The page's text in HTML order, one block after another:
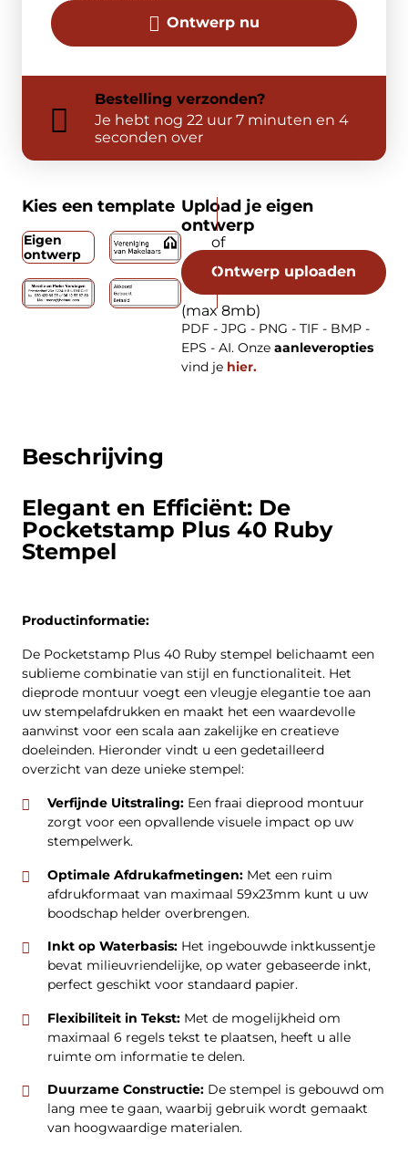
Beschrijving
Elegant en Efficiënt: De
Pocketstamp Plus 40 Ruby
Stempel
Productinformatie:
De Pocketstamp Plus 40 Ruby stempel belichaamt een
sublieme combinatie van stijl en functionaliteit. Het
dieprode montuur voegt een vleugje elegantie toe aan
uw stempelafdrukken en maakt het een waardevolle
aanwinst voor een scala aan zakelijke en creatieve
doeleinden. Hieronder vindt u een gedetailleerd
overzicht van deze unieke stempel:
Verfijnde Uitstraling: Een fraai dieprood montuur
zorgt voor een opvallende visuele impact op uw
stempelwerk.
Optimale Afdrukafmetingen: Met een ruim
afdrukformaat van maximaal 59x23mm kunt u uw
boodschap helder overbrengen.
Inkt op Waterbasis: Het ingebouwde inktkussentje
bevat milieuvriendelijke, op water gebaseerde inkt,
perfect geschikt voor standaard papier.
Flexibiliteit in Tekst: Met de mogelijkheid om
maximaal 6 regels tekst te plaatsen, heeft u alle
ruimte om informatie te delen.
Duurzame Constructie: De stempel is gebouwd om
lang mee te gaan, waarbij gebruik wordt gemaakt
van hoogwaardige materialen.
Ontwerp nu
Bestelling verzonden?
Je hebt nog 22 uur 7 minuten en 4
seconden over
Kies een template
Eigen
ontwerp
Upload je eigen
ontwerp
Ontwerp uploaden
(max 8mb)
PDF - JPG - PNG - TIF - BMP -
EPS - AI. Onze aanleveropties
vind je hier.